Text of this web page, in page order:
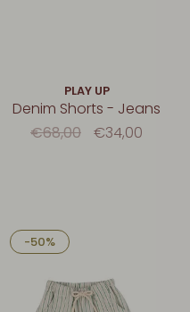
PLAY UP
Denim Shorts - Jeans
€68,00
€34,00
-50%